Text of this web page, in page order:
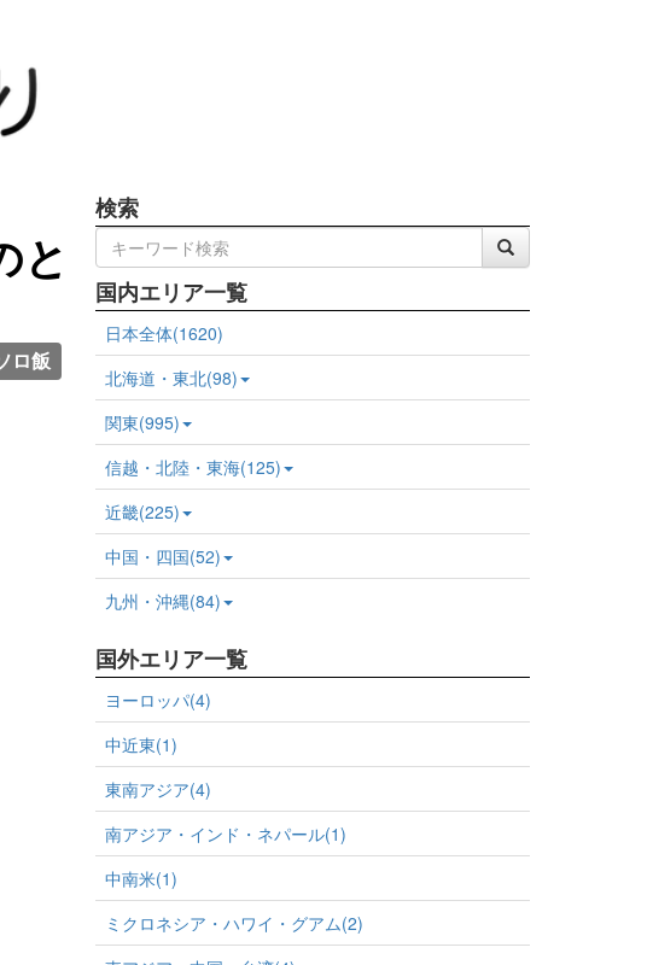
と
ロ飯
検索
国内エリア一覧
日本全体(1620)
北海道・東北(98)
関東(995)
信越・北陸・東海(125)
近畿(225)
中国・四国(52)
九州・沖縄(84)
国外エリア一覧
ヨーロッパ(4)
中近東(1)
東南アジア(4)
南アジア・インド・ネパール(1)
中南米(1)
ミクロネシア・ハワイ・グアム(2)